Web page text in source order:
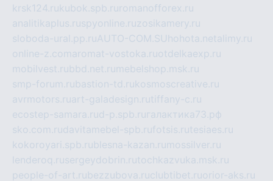
krsk124.rukubok.spb.ru romanofforex.ru
analitikaplus.ruspyonline.ruzosikamery.ru
sloboda-ural.pp.ruAUTO-COM.SU hohota.netalimy.ru
online-z.comaromat-vostoka.ruotdelkaexp.ru
mobilvest.rubbd.net.ru mebelshop.msk.ru
smp-forum.rubastion-td.rukosmoscreative.ru
avrmotors.ruart-galadesign.rutiffany-c.ru
ecostep-samara.rud-p.spb.ru галактика73.рф
sko.com.rudavitamebel-spb.rufotsis.rutesiaes.ru
kokoroyari.spb.rublesna-kazan.ru mossilver.ru
lenderoq.rusergeydobrin.rutochkazvuka.msk.ru
people-of-art.rubezzubova.ruclubtibet.ruorior-aks.ru